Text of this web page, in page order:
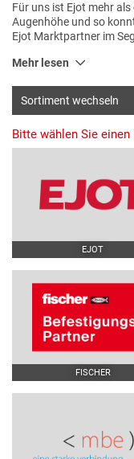
Für uns ist Ejot mehr
Augenhöhe und so
Ejot Marktpartner im
Mehr lesen
Sortiment wechseln
Bitte wählen Sie
EJOT
FISCHER